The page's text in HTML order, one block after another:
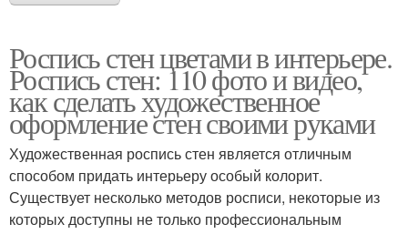
Роспись стен цветами в интерьере.
Роспись стен: 110 фото и видео,
как сделать художественное
оформление стен своими руками
Художественная роспись стен является отличным
способом придать интерьеру особый колорит.
Существует несколько методов росписи, некоторые из
которых доступны не только профессиональным